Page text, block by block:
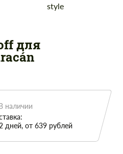
для
наличии
дней, от 639 рублей